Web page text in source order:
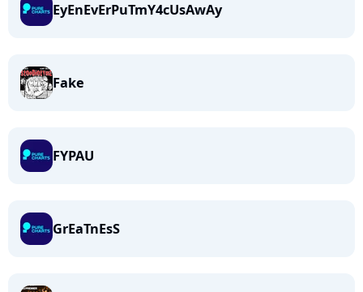
EyEnEvErPuTmY4cUsAwAy
Fake
FYPAU
GrEaTnEsS